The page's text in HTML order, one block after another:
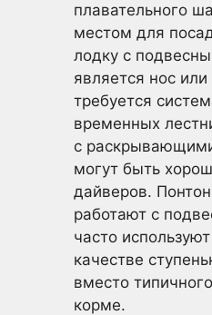
плавательного
местом для
лодку с
является нос
требуется
временных
с
могут быть
дайверов.
работают с
часто
качестве
вместо
корме.